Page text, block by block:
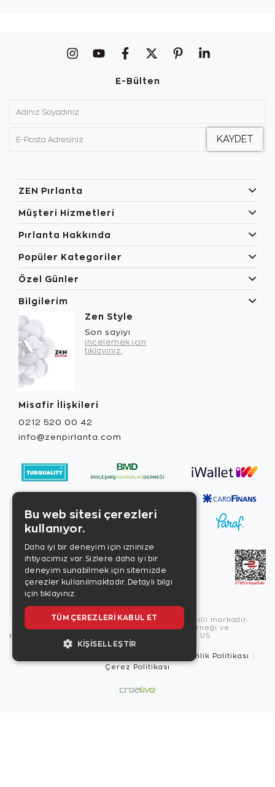
E-Bülten
ZEN Pırlanta
Müşteri Hizmetleri
Pırlanta Hakkında
Popüler Kategoriler
Özel Günler
Bilgilerim
Zen Style
Son sayıyı
incelemek için
tıklayınız.
Misafir İlişkileri
0212 520 00 42
info@zenpirlanta.com
Copyright © 2026, Zen Diamond tescilli markadır.
Zen Diamond Birleşmiş Markalar Derneği ve
Turquality Destek Programı üyesidir. US
Güvenlik Politikası
Çerez Politikası
Bu web sitesi çerezleri
kullanıyor.
Daha iyi bir deneyim için izninize
ihtiyacımız var. Sizlere daha iyi bir
deneyim sunabilmek için sitemizde
çerezler kullanılmaktadır. Detaylı bilgi
için tıklayınız.
TÜM ÇEREZLERI KABUL ET
KIŞISELLEŞTIR